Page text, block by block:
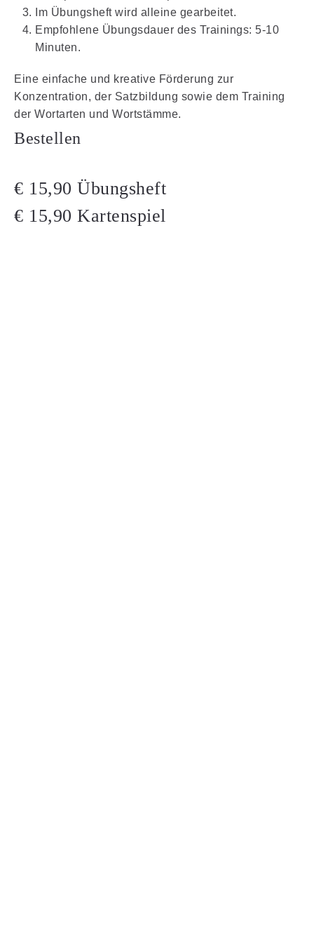
Im Übungsheft wird alleine gearbeitet.
Empfohlene Übungsdauer des Trainings: 5-10
Minuten.
Eine einfache und kreative Förderung zur
Konzentration, der Satzbildung sowie dem Training
der Wortarten und Wortstämme.
Bestellen
€ 15,90 Übungsheft
€ 15,90 Kartenspiel